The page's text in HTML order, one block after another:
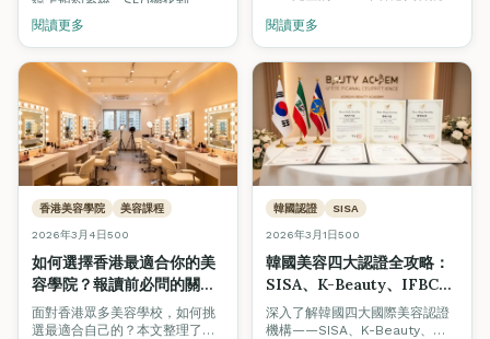
Before & After相冊，助你在
閱讀更多
持續美容與數碼營銷策略，助你
在競爭激烈的市場中脫穎而出。
閱讀更多
香港美容學院 美容課程
2026年3月4日500
如何選擇香港最適合你的美
容學院？報讀前必問的關鍵
問題（2026年最新指南）
面對香港眾多美容學校，如何挑
選最適合自己的？本文整理了報
韓國認證 SISA
2026年3月1日500
韓國美容四大認證全攻略：
SISA、K-Beauty、IFBC、
GPF｜香港考取韓國美容證
書指南
深入了解韓國四大國際美容認證
機構——SISA、K-Beauty、